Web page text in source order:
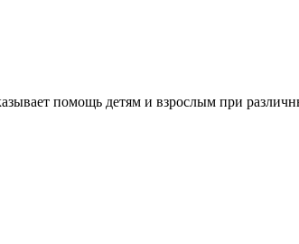
помощь детям и взрослым при